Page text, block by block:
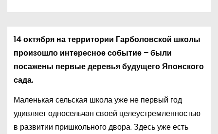
14 октября на территории Гарболовской школы
произошло интересное событие – были
посажены первые деревья будущего Японского
сада.
Маленькая сельская школа уже не первый год
удивляет односельчан своей целеустремленностью
в развитии пришкольного двора. Здесь уже есть